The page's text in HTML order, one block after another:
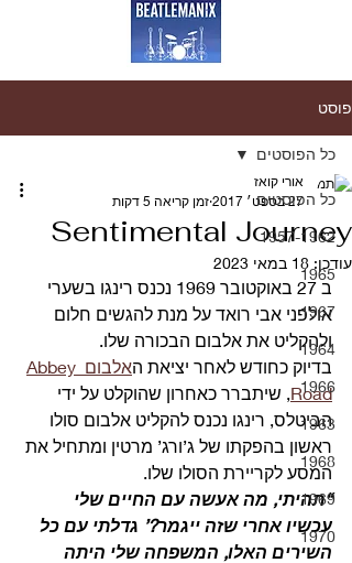
פוסט
כל הפוסטים
1957-1962
1965
1967
1964
1966
1963
1968
1969
1970
כל הפוסטים
Sentimental Journey
אורי קואז
27 בספט׳ 2017
זמן קריאה 5 דקות
עודכן: 18 במאי 2023
ב 27 באוקטובר 1969 נכנס רינגו בשערי
אולפני אבי רואד על מנת להגשים חלום
ולהקליט את אלבום הבכורה שלו.
בדיוק כחודש לאחר יציאת ה
אלבום Abbey
Road, שיתברר כאחרון שהוקלט על ידי
הביטלס, רינגו נכנס להקליט אלבום סולו
ראשון בהפקתו של ג’ורג’ מרטין ומתחיל את
המסע לקריירת הסולו שלו.
“תהיתי, מה אעשה עם החיים שלי
עכשיו אחרי שזה ייגמר?’ גדלתי עם כל
השירים האלו, המשפחה שלי היתה